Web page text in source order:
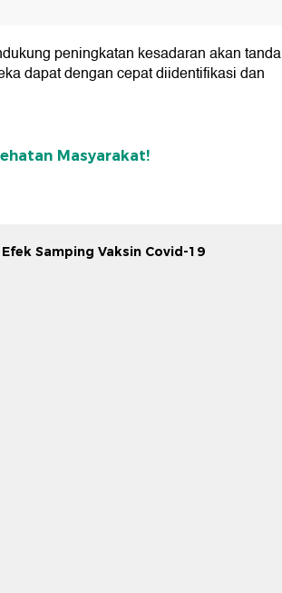
peningkatan kesadaran akan tanda
dapat dengan cepat diidentifikasi dan
Masyarakat!
Samping Vaksin Covid-19